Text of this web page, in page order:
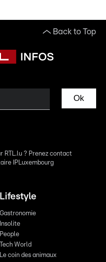
Back to Top
Ok
RTL.lu ? Prenez contact
IPLuxembourg
Lifestyle
Gastronomie
Insolite
People
Tech World
Le coin des animaux